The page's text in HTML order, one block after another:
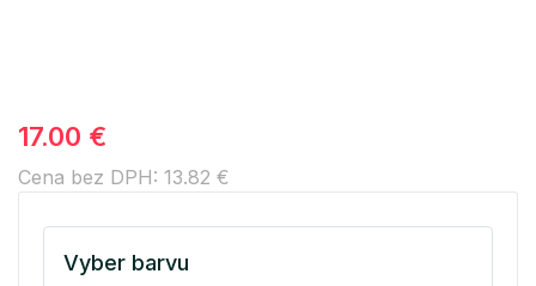
17.00 €
Cena bez DPH: 13.82 €
Vyber barvu